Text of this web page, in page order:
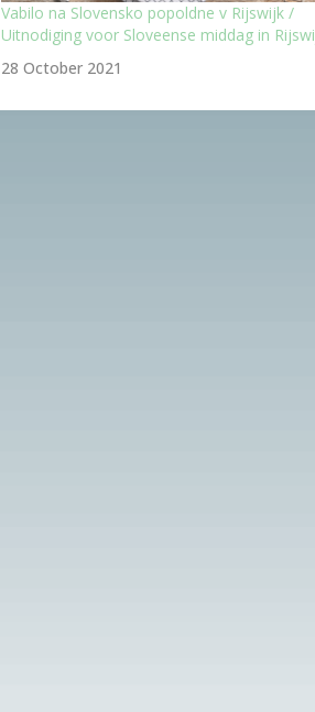
Vabilo na Slovensko popoldne v Rijswijk /
Uitnodiging voor Sloveense middag in
28 October 2021